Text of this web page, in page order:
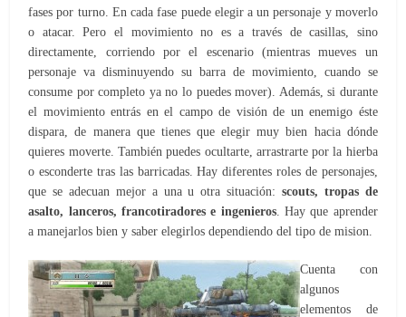
fases por turno. En cada fase puede elegir a un personaje y moverlo
o atacar. Pero el movimiento no es a través de casillas, sino
directamente, corriendo por el escenario (mientras mueves un
personaje va disminuyendo su barra de movimiento, cuando se
consume por completo ya no lo puedes mover). Además, si durante
el movimiento entrás en el campo de visión de un enemigo éste
dispara, de manera que tienes que elegir muy bien hacia dónde
quieres moverte. También puedes ocultarte, arrastrarte por la hierba
o esconderte tras las barricadas. Hay diferentes roles de personajes,
que se adecuan mejor a una u otra situación: scouts, tropas de
asalto, lanceros, francotiradores e ingenieros. Hay que aprender
a manejarlos bien y saber elegirlos dependiendo del tipo de mision.
Cuenta con
algunos
elementos de